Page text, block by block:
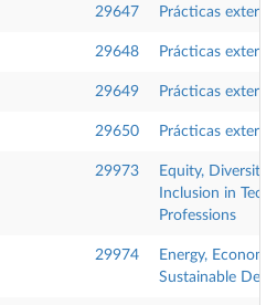
29647 Prácticas
29648 Prácticas
29649 Prácticas
29650 Prácticas
29973
Equity, Diversity
Inclusion in
Professions
29974
Energy,
Sustainable